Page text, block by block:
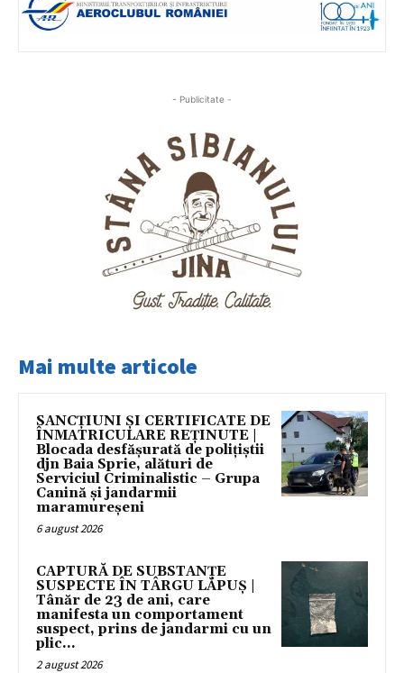
- Publicitate -
Mai multe articole
SANCȚIUNI ȘI CERTIFICATE DE
ÎNMATRICULARE REȚINUTE |
Blocada desfășurată de polițiștii
djn Baia Sprie, alături de
Serviciul Criminalistic – Grupa
Canină și jandarmii
maramureșeni
6 august 2026
CAPTURĂ DE SUBSTANȚE
SUSPECTE ÎN TÂRGU LĂPUȘ |
Tânăr de 23 de ani, care
manifesta un comportament
suspect, prins de jandarmi cu un
plic...
2 august 2026